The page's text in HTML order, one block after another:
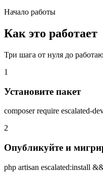
Начало работы
Как это работает
Три шага от нуля до
1
Установите пакет
composer require escalated-
2
Опубликуйте и
php artisan escalated:install